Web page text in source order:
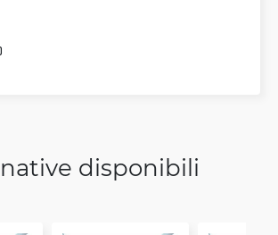
disponibili